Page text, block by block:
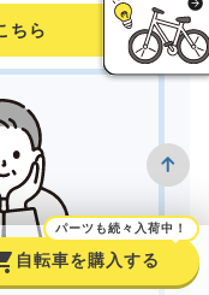
ちら
パーツも続々入荷中！
自転車を購入する